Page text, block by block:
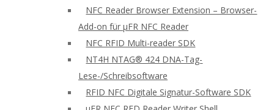
NFC Reader Browser Extension – Browser-
Add-on für μFR NFC Reader
NFC RFID Multi-reader SDK
NT4H NTAG® 424 DNA-Tag-
Lese-/Schreibsoftware
RFID NFC Digitale Signatur-Software SDK